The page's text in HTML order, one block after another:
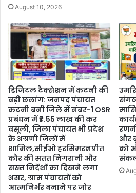
August 10, 2026
डिजिटल टैक्सेशन में कटनी की
बड़ी छलांग: जनपद पंचायत
कटनी बनी जिले में नंबर-1 OSR
प्रबंधन में ₹7.55 लाख की कर
वसूली, जिला पंचायत भी प्रदेश
के अग्रणी जिलों में
शामिल,सीईओ हरसिमरनप्रीत
कौर की सतत निगरानी और
सख्त निर्देशों का दिखने लगा
असर, ग्राम पंचायतों को
आत्मनिर्भर बनाने पर जोर
और
को